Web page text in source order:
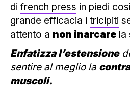
di french press in piedi
grande efficacia i tricipiti
attento a non inarcare la
Enfatizza l’estensione
sentire al meglio la
muscoli.